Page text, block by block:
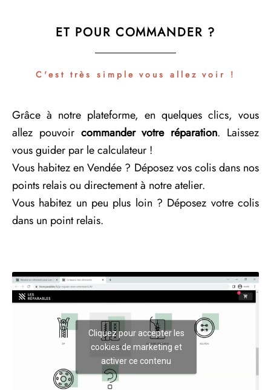
ET POUR COMMANDER ?
C'est très simple vous allez voir !
Grâce à notre plateforme, en quelques clics, vous
allez pouvoir commander votre réparation. Laissez
vous guider par le calculateur !
Vous habitez en Vendée ? Déposez vos colis dans nos
points relais ou directement à notre atelier.
Vous habitez un peu plus loin ? Déposez votre colis
dans un point relais.
Cliquez pour accepter les
cookies de marketing et
activer ce contenu